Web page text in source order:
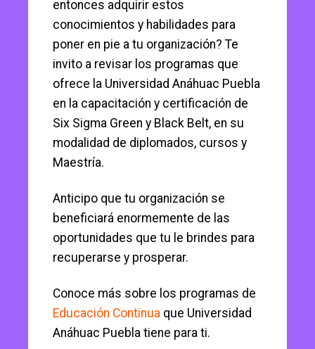
entonces adquirir estos
conocimientos y habilidades para
poner en pie a tu organización? Te
invito a revisar los programas que
ofrece la Universidad Anáhuac Puebla
en la capacitación y certificación de
Six Sigma Green y Black Belt, en su
modalidad de diplomados, cursos y
Maestría.
Anticipo que tu organización se
beneficiará enormemente de las
oportunidades que tu le brindes para
recuperarse y prosperar.
Conoce más sobre los programas de
Educación Continua que Universidad
Anáhuac Puebla tiene para ti.